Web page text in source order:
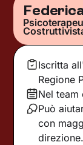
Iscritta
Regione
Nel team
Può
con
direzione.